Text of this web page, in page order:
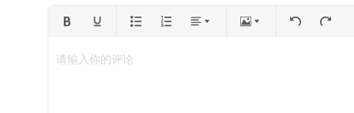
请输入你的评论